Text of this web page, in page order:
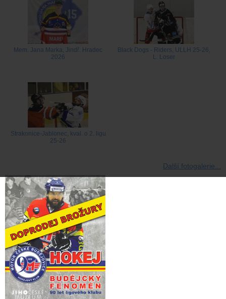
Mem. Jana Marka, Jindř. Hradec
2026
Black Dogs - Riders, ULLH 25-26,
L. Loser
Strakonice-Jablonec, kval. o 2. ligu
25-26
Další fotogalerie...